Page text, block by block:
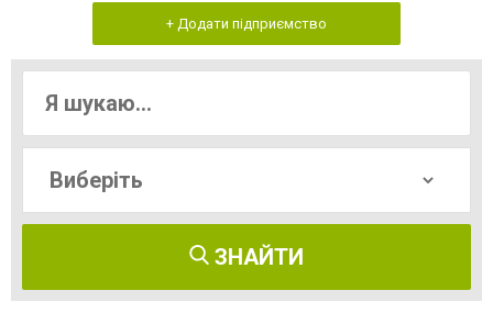
+ Додати підприємство
ЗНАЙТИ